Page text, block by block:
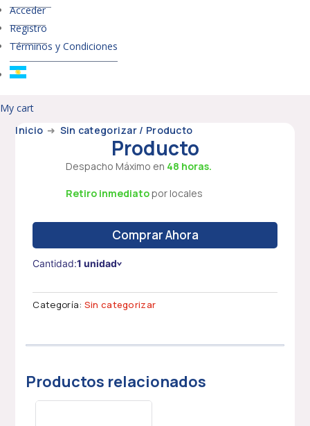
Acceder
Registro
Términos y Condiciones
My cart
Inicio ➜ Sin categorizar / Producto
Producto
Despacho Máximo en 48 horas.
Retiro inmediatopor locales
Comprar Ahora
Cantidad:1 unidad
Categoría: Sin categorizar
Productos relacionados